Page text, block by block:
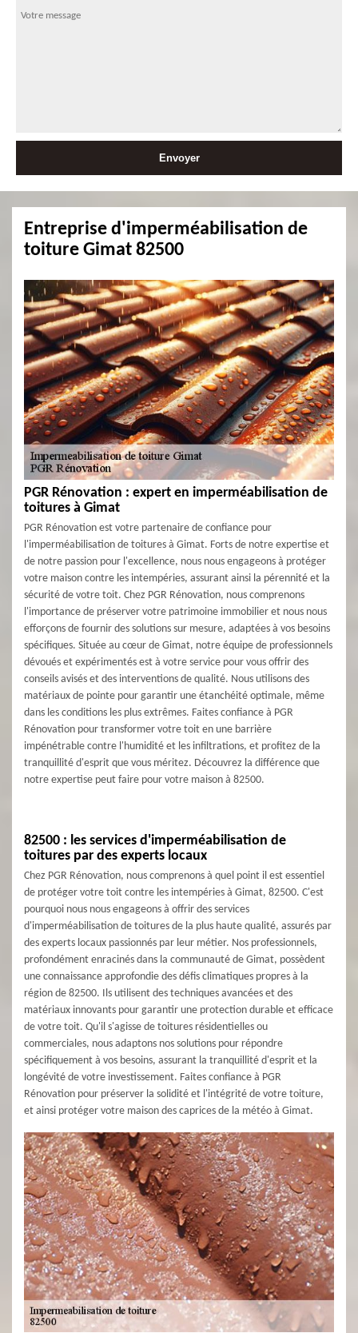
Entreprise d'imperméabilisation de
toiture Gimat 82500
PGR Rénovation : expert en imperméabilisation de
toitures à Gimat
PGR Rénovation est votre partenaire de confiance pour
l'imperméabilisation de toitures à Gimat. Forts de notre expertise et
de notre passion pour l'excellence, nous nous engageons à protéger
votre maison contre les intempéries, assurant ainsi la pérennité et la
sécurité de votre toit. Chez PGR Rénovation, nous comprenons
l'importance de préserver votre patrimoine immobilier et nous nous
efforçons de fournir des solutions sur mesure, adaptées à vos besoins
spécifiques. Située au cœur de Gimat, notre équipe de professionnels
dévoués et expérimentés est à votre service pour vous offrir des
conseils avisés et des interventions de qualité. Nous utilisons des
matériaux de pointe pour garantir une étanchéité optimale, même
dans les conditions les plus extrêmes. Faites confiance à PGR
Rénovation pour transformer votre toit en une barrière
impénétrable contre l'humidité et les infiltrations, et profitez de la
tranquillité d'esprit que vous méritez. Découvrez la différence que
notre expertise peut faire pour votre maison à 82500.
82500 : les services d'imperméabilisation de
toitures par des experts locaux
Chez PGR Rénovation, nous comprenons à quel point il est essentiel
de protéger votre toit contre les intempéries à Gimat, 82500. C'est
pourquoi nous nous engageons à offrir des services
d'imperméabilisation de toitures de la plus haute qualité, assurés par
des experts locaux passionnés par leur métier. Nos professionnels,
profondément enracinés dans la communauté de Gimat, possèdent
une connaissance approfondie des défis climatiques propres à la
région de 82500. Ils utilisent des techniques avancées et des
matériaux innovants pour garantir une protection durable et efficace
de votre toit. Qu'il s'agisse de toitures résidentielles ou
commerciales, nous adaptons nos solutions pour répondre
spécifiquement à vos besoins, assurant la tranquillité d'esprit et la
longévité de votre investissement. Faites confiance à PGR
Rénovation pour préserver la solidité et l'intégrité de votre toiture,
et ainsi protéger votre maison des caprices de la météo à Gimat.